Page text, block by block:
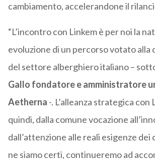
cambiamento, accelerandone il
“L’incontro con Linkem è per noi la
evoluzione di un percorso votato alla
del settore alberghiero italiano –
Gallo fondatore e amministratore
Aetherna -. L’alleanza strategica con
quindi, dalla comune vocazione
dall’attenzione alle reali esigenze dei
ne siamo certi, continueremo ad